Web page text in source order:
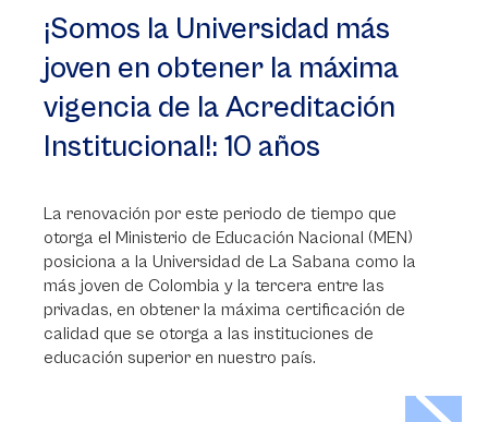
¡Somos la Universidad más
joven en obtener la máxima
vigencia de la Acreditación
Institucional!: 10 años
La renovación por este periodo de tiempo que
otorga el Ministerio de Educación Nacional (MEN)
posiciona a la Universidad de La Sabana como la
más joven de Colombia y la tercera entre las
privadas, en obtener la máxima certificación de
calidad que se otorga a las instituciones de
educación superior en nuestro país.